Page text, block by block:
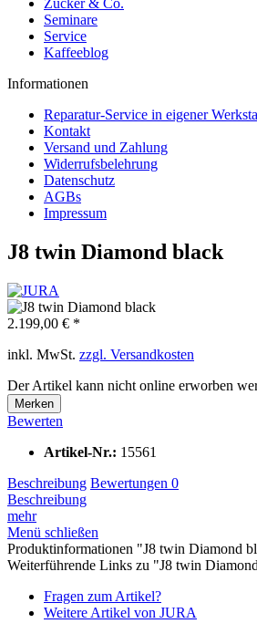
Zucker & Co.
Seminare
Service
Kaffeeblog
Informationen
Reparatur-Service in eigener
Kontakt
Versand und Zahlung
Widerrufsbelehrung
Datenschutz
AGBs
Impressum
J8 twin Diamond black
2.199,00 € *
inkl. MwSt. zzgl. Versandkosten
Der Artikel kann nicht online erworben
Merken
Bewerten
Artikel-Nr.: 15561
Beschreibung Bewertungen 0
Beschreibung
mehr
Menü schließen
Produktinformationen "J8 twin Diamond
Weiterführende Links zu "J8 twin
Fragen zum Artikel?
Weitere Artikel von JURA